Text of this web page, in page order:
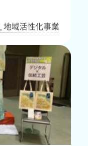
,地域活性化事業